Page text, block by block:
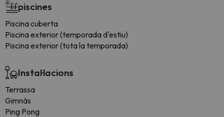
piscines
Piscina cuberta
Piscina exterior (temporada d'estiu)
Piscina exterior (tota la temporada)
Instal·lacions
Terrassa
Gimnàs
Ping Pong